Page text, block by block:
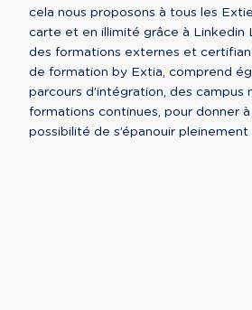
cela nous proposons à tous les
carte et en illimité grâce à Linkedin
des formations externes et
de formation by Extia, comprend
parcours d’intégration, des campus
formations continues, pour donner
possibilité de s’épanouir